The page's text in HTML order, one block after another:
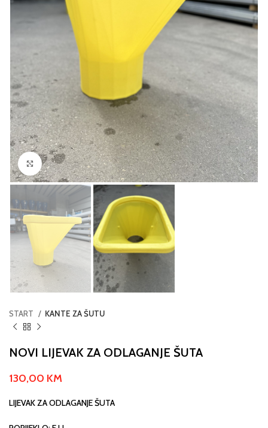
Click to enlarge
START KANTE ZA ŠUTU
NOVI LIJEVAK ZA ODLAGANJE ŠUTA
130,00 KM
LIJEVAK ZA ODLAGANJE ŠUTA